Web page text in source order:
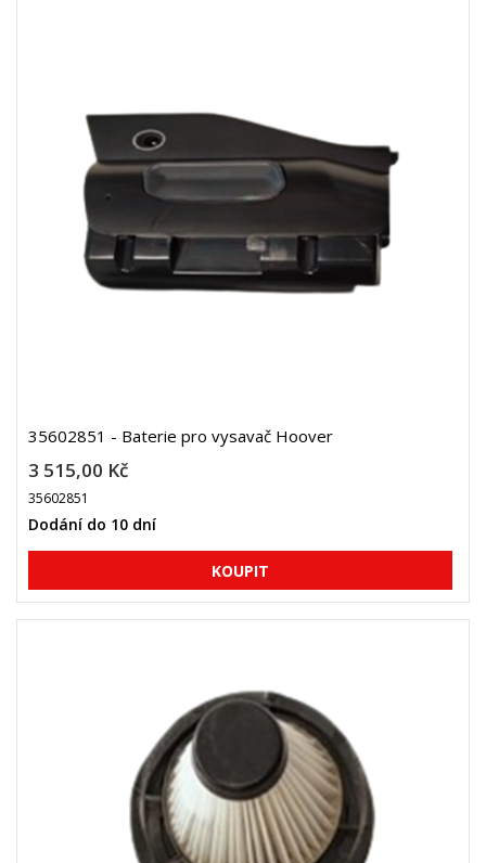
35602851 - Baterie pro vysavač Hoover
3 515,00 Kč
35602851
Dodání do 10 dní